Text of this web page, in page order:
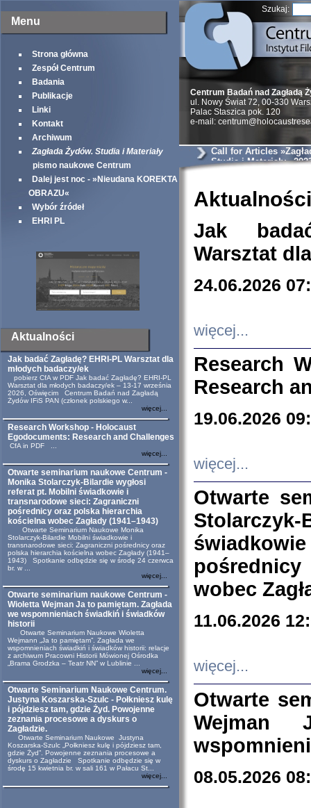
Menu
Strona główna
Zespół Centrum
Badania
Publikacje
Linki
Kontakt
Archiwum
Zagłada Żydów. Studia i Materiały
pismo naukowe Centrum
Dalej jest noc - »Nieudana KOREKTA
OBRAZU«
Wybór źródeł
EHRI PL
Aktualności
Jak badać Zagładę? EHRI-PL Warsztat dla
młodych badaczy/ek
pobierz CfA w PDF Jak badać Zagładę? EHRI-PL
Warsztat dla młodych badaczy/ek – 13-17 września
2026, Oświęcim Centrum Badań nad Zagładą
Żydów IFiS PAN (członek polskiego w...
więcej...
Research Workshop - Holocaust
Egodocuments: Research and Challenges
CfA in PDF ...
więcej...
Otwarte seminarium naukowe Centrum -
Monika Stolarczyk-Bilardie wygłosi
referat pt. Mobilni świadkowie i
transnarodowe sieci: Zagraniczni
pośrednicy oraz polska hierarchia
kościelna wobec Zagłady (1941–1943)
Otwarte Seminarium Naukowe Monika
Stolarczyk-Bilardie Mobilni świadkowie i
transnarodowe sieci: Zagraniczni pośrednicy oraz
polska hierarchia kościelna wobec Zagłady (1941–
1943) Spotkanie odbędzie się w środę 24 czerwca
br. w ...
więcej...
Otwarte seminarium naukowe Centrum -
Wioletta Wejman Ja to pamiętam. Zagłada
we wspomnieniach świadkiń i świadków
historii
Otwarte Seminarium Naukowe Wioletta
Wejmann „Ja to pamiętam”. Zagłada we
wspomnieniach świadkiń i świadków historii: relacje
z archiwum Pracowni Historii Mówionej Ośrodka
„Brama Grodzka – Teatr NN” w Lublinie ...
więcej...
Otwarte Seminarium Naukowe Centrum.
Justyna Koszarska-Szulc - Połkniesz kulę
i pójdziesz tam, gdzie Żyd. Powojenne
zeznania procesowe a dyskurs o
Zagładzie.
Otwarte Seminarium Naukowe Justyna
Koszarska-Szulc „Połkniesz kulę i pójdziesz tam,
gdzie Żyd”. Powojenne zeznania procesowe a
dyskurs o Zagładzie Spotkanie odbędzie się w
środę 15 kwietnia br. w sali 161 w Pałacu St...
więcej...
Szukaj:
Centrum Badań nad Zagładą
ul. Nowy Świat 72, 00-330
Palac Staszica pok. 120
e-mail:
Call for Articles
Studia i Materiały«
Aktualności
Jak
Warsztat
24.06.2026
więcej...
Research
Research
19.06.2026
więcej...
Otwarte
wobec
11.06.2026
więcej...
Otwarte
Wejman
08.05.2026